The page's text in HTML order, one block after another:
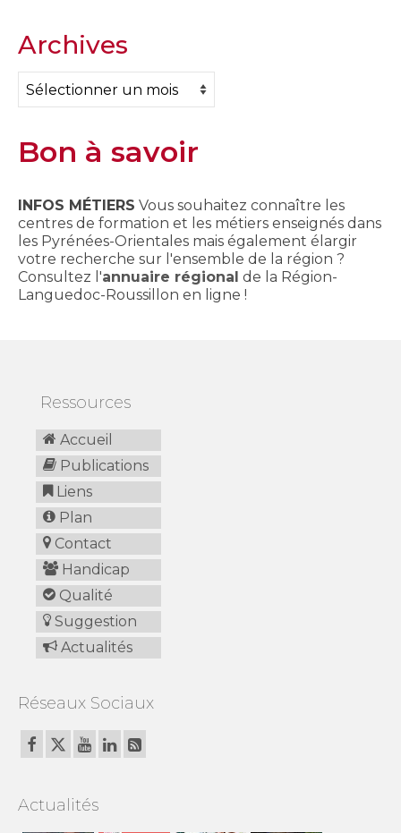
Archives
Archives
Bon à savoir
INFOS MÉTIERS Vous souhaitez connaître les
centres de formation et les métiers enseignés dans
les Pyrénées-Orientales mais également élargir
votre recherche sur l'ensemble de la région ?
Consultez l'annuaire régional de la Région-
Languedoc-Roussillon en ligne !
Ressources
Accueil
Publications
Liens
Plan
Contact
Handicap
Qualité
Suggestion
Actualités
Réseaux Sociaux
Actualités